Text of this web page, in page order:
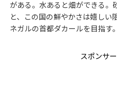
がある。水あると畑ができる。
と、この国の鮮やかさは嬉しい
ネガルの首都ダカールを目指す。
スポンサ